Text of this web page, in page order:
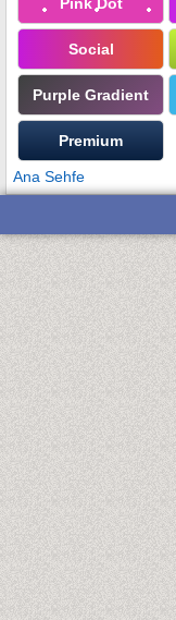
Social
Purple Gradient
Premium
Ana Sehfe